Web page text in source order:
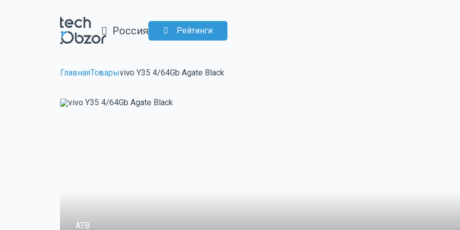
Россия Рейтинги
ГлавнаяТоварыvivo Y35 4/64Gb Agate Black
ATB